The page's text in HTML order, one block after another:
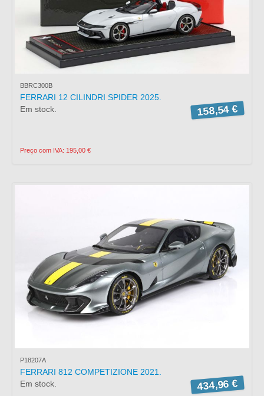
BBRC300B
FERRARI 12 CILINDRI SPIDER 2025.
Em stock.
158,54 €
Preço com IVA: 195,00 €
P18207A
FERRARI 812 COMPETIZIONE 2021.
Em stock.
434,96 €